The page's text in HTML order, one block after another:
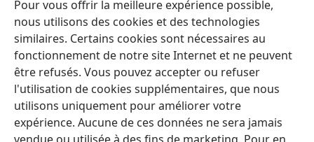
Pour vous offrir la meilleure expérience possible,
nous utilisons des cookies et des technologies
similaires. Certains cookies sont nécessaires au
fonctionnement de notre site Internet et ne peuvent
être refusés. Vous pouvez accepter ou refuser
l'utilisation de cookies supplémentaires, que nous
utilisons uniquement pour améliorer votre
expérience. Aucune de ces données ne sera jamais
l’imagination d’hommes imparfaits.
Français Partager Préférences
Copyright © 2026 Watch Tower Bible and Tract Society of Pennsylvania
Conditions d’utilisation
Règles de confidentialité
Paramètres de confidentialité
JW.ORG Se connecter